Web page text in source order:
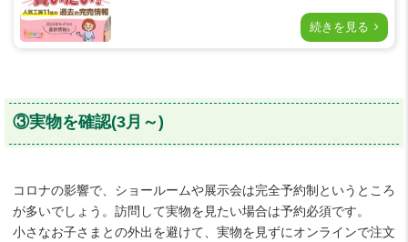
続きを見る
③実物を確認(3月～)
コロナの影響で、ショールームや展示会は完全予約制というところ
が多いでしょう。訪問して実物を見たい場合は予約必須です。
小さなお子さまとの外出を避けて、実物を見ずにオンラインで注文